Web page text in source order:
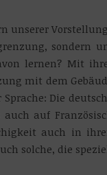
unserer
sondern
lernen? Mit
mit dem
Die
auf
auch in
solche, die